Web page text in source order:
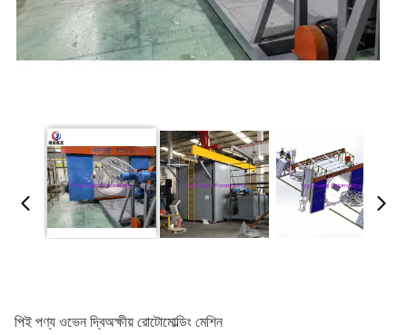
পিই পণ্য ওভেন দ্বিঅক্ষীয় রোটোমোল্ডিং মেশিন